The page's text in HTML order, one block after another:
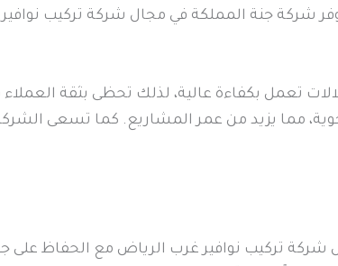
شركة جنة المملكة في مجال شركة تركيب
تعمل بكفاءة عالية، لذلك تحظى بثقة
مما يزيد من عمر المشاريع. كما تسعى
تركيب نوافير غرب الرياض مع الحفاظ على